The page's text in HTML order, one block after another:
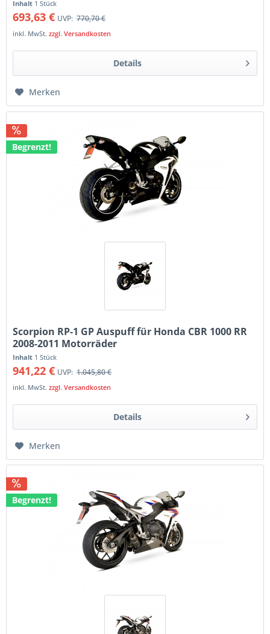
Inhalt 1 Stück
693,63 € UVP: 770,70 €
inkl. MwSt.zzgl. Versandkosten
Details
Merken
Begrenzt!
Scorpion RP-1 GP Auspuff für Honda CBR 1000 RR
2008-2011 Motorräder
Inhalt 1 Stück
941,22 € UVP: 1.045,80 €
inkl. MwSt.zzgl. Versandkosten
Details
Merken
Begrenzt!